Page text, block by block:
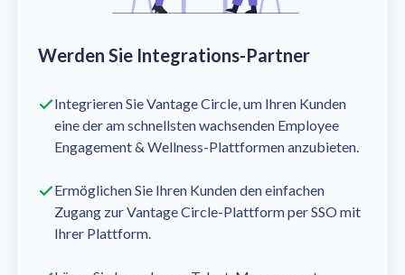
Werden Sie Integrations-Partner
Integrieren Sie Vantage Circle, um Ihren Kunden
eine der am schnellsten wachsenden Employee
Engagement & Wellness-Plattformen anzubieten.
Ermöglichen Sie Ihren Kunden den einfachen
Zugang zur Vantage Circle-Plattform per SSO mit
Ihrer Plattform.